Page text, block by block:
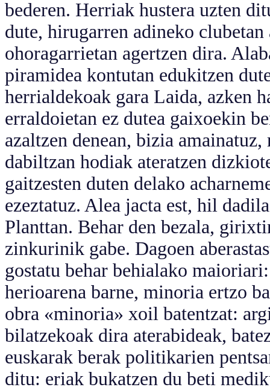
bederen. Herriak hustera uzten
dute, hirugarren adineko
ohoragarrietan agertzen dira.
piramidea kontutan edukitzen
herrialdekoak gara Laida, azken
erraldoietan ez dutea gaixoekin
azaltzen denean, bizia
dabiltzan hodiak ateratzen
gaitzesten duten delako
ezeztatuz. Alea jacta est, hil
Planttan. Behar den bezala,
zinkurinik gabe. Dagoen
gostatu behar behialako
herioarena barne, minoria ertzo
obra «minoria» xoil batentzat:
bilatzekoak dira aterabideak,
euskarak berak politikarien
ditu: eriak bukatzen du beti